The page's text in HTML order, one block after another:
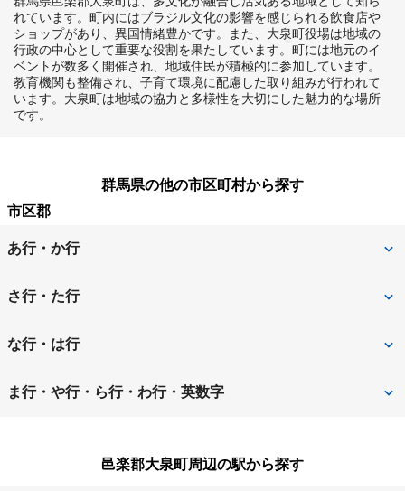
れています。町内にはブラジル文化の影響を感じられる飲食店や
ショップがあり、異国情緒豊かです。また、大泉町役場は地域の
行政の中心として重要な役割を果たしています。町には地元のイ
ベントが数多く開催され、地域住民が積極的に参加しています。
教育機関も整備され、子育て環境に配慮した取り組みが行われて
います。大泉町は地域の協力と多様性を大切にした魅力的な場所
です。
群馬県の他の市区町村から探す
市区郡
あ行・か行
吾妻郡中之条町
伊勢崎市
甘楽郡甘楽町
さ行・た行
佐波郡玉村町
高崎市 館林市
な行・は行
沼田市 藤岡市
ま行・や行・ら行・わ行・英数字
邑楽郡大泉町周辺の駅から探す